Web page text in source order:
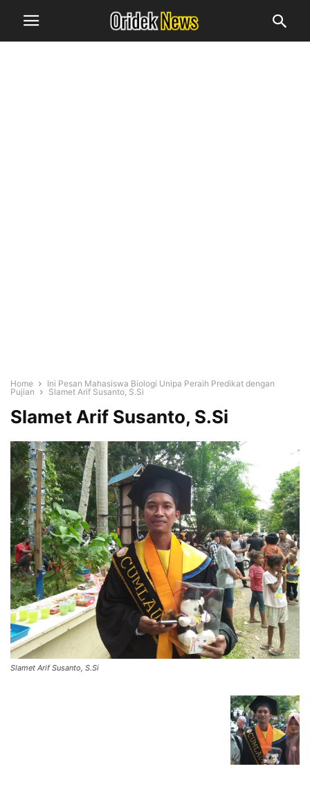
Home
Ini Pesan Mahasiswa Biologi Unipa Peraih Predikat dengan
Pujian
Slamet Arif Susanto, S.Si
Slamet Arif Susanto, S.Si
Slamet Arif Susanto, S.Si